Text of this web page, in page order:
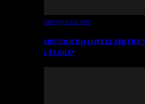
CRITIQUES D’ART
CRITIQUE DU LIVRE LE SENTIER
L’ÉTOILE*